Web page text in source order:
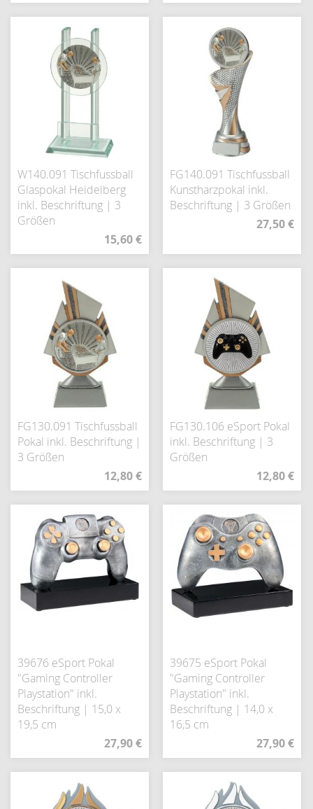
W140.091 Tischfussball
Glaspokal Heidelberg
inkl. Beschriftung | 3
Größen
15,60 €
FG140.091 Tischfussball
Kunstharzpokal inkl.
Beschriftung | 3 Größen
27,50 €
FG130.091 Tischfussball
Pokal inkl. Beschriftung |
3 Größen
12,80 €
FG130.106 eSport Pokal
inkl. Beschriftung | 3
Größen
12,80 €
39676 eSport Pokal
"Gaming Controller
Playstation" inkl.
Beschriftung | 15,0 x
19,5 cm
27,90 €
39675 eSport Pokal
"Gaming Controller
Playstation" inkl.
Beschriftung | 14,0 x
16,5 cm
27,90 €